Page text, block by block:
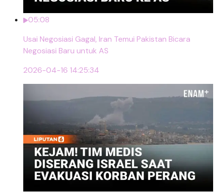
05:08
Usai Negosiasi Gagal, Iran Temui Pakistan Bicara
Negosiasi Baru untuk AS
2026-04-16 14:25:34